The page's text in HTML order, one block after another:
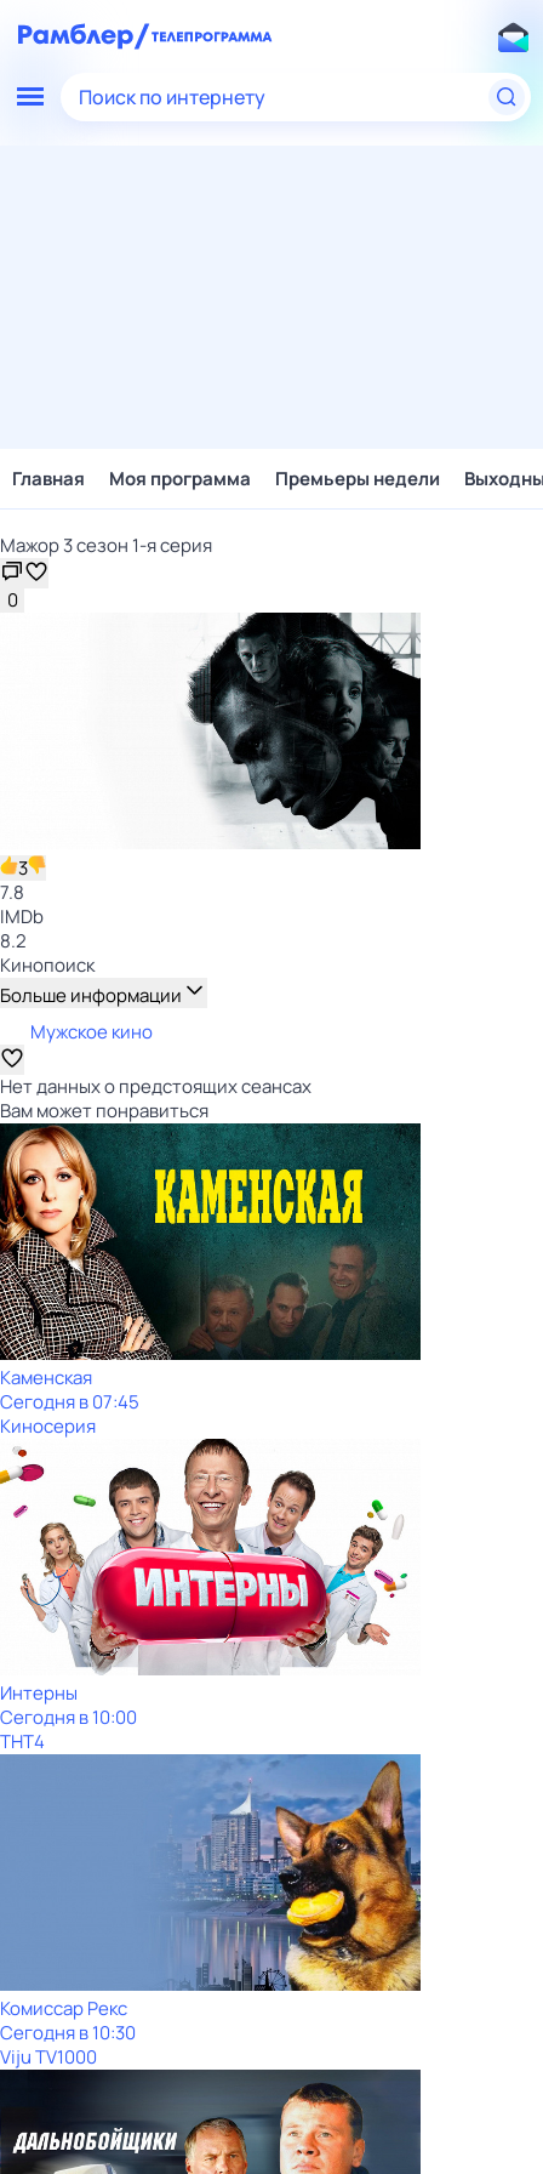
Поиск по интернету
Главная Моя программа Премьеры недели
Мажор 3 сезон 1-я серия
0
3
7.8
IMDb
8.2
Кинопоиск
Больше информации
Мужское кино
Нет данных о предстоящих сеансах
Вам может понравиться
Каменская
Сегодня в 07:45
Киносерия
Интерны
Сегодня в 10:00
ТНТ4
Комиссар Рекс
Сегодня в 10:30
Viju TV1000